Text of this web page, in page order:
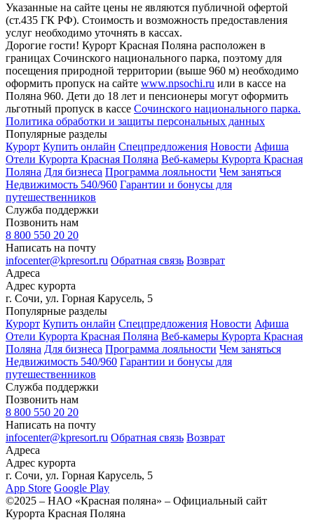
Указанные на сайте цены не являются публичной офертой
(ст.435 ГК РФ). Стоимость и возможность предоставления
услуг необходимо уточнять в кассах.
Дорогие гости! Курорт Красная Поляна расположен в
границах Сочинского национального парка, поэтому для
посещения природной территории (выше 960 м) необходимо
оформить пропуск на сайте www.npsochi.ru или в кассе на
Поляна 960. Дети до 18 лет и пенсионеры могут оформить
льготный пропуск в кассе Сочинского национального парка.
Политика обработки и защиты персональных данных
Популярные разделы
Курорт Купить онлайн Спецпредложения Новости Афиша
Отели Курорта Красная Поляна Веб-камеры Курорта Красная
Поляна Для бизнеса Программа лояльности Чем заняться
Недвижимость 540/960 Гарантии и бонусы для
путешественников
Служба поддержки
Позвонить нам
8 800 550 20 20
Написать на почту
infocenter@kpresort.ru Обратная связь Возврат
Адреса
Адрес курорта
г. Сочи, ул. Горная Карусель, 5
Популярные разделы
Курорт Купить онлайн Спецпредложения Новости Афиша
Отели Курорта Красная Поляна Веб-камеры Курорта Красная
Поляна Для бизнеса Программа лояльности Чем заняться
Недвижимость 540/960 Гарантии и бонусы для
путешественников
Служба поддержки
Позвонить нам
8 800 550 20 20
Написать на почту
infocenter@kpresort.ru Обратная связь Возврат
Адреса
Адрес курорта
г. Сочи, ул. Горная Карусель, 5
App Store Google Play
©2025 – НАО «Красная поляна» – Официальный сайт
Курорта Красная Поляна